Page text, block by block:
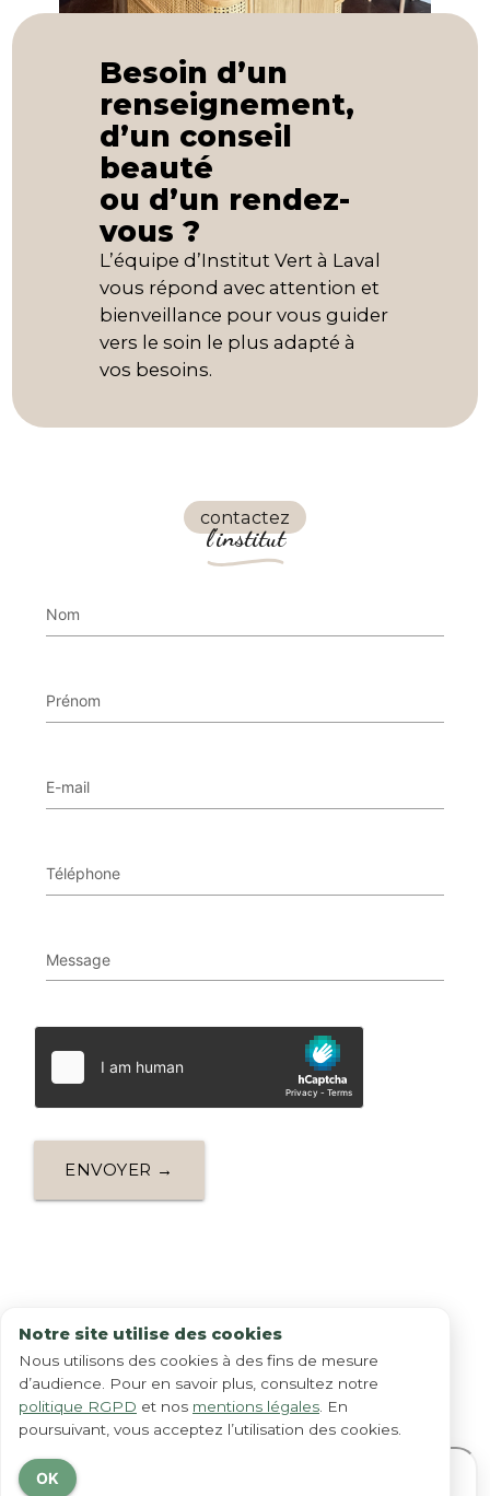
Besoin d’un
renseignement,
d’un conseil
beauté
ou d’un rendez-
vous ?
L’équipe d’Institut Vert à Laval
vous répond avec attention et
bienveillance pour vous guider
vers le soin le plus adapté à
vos besoins.
contactez
l'institut
Nom
Prénom
E-mail
Téléphone
Message
ENVOYER →
Notre site utilise des cookies
Nous utilisons des cookies à des fins de mesure
d’audience. Pour en savoir plus, consultez notre
politique RGPD et nos mentions légales . En
poursuivant, vous acceptez l’utilisation des cookies.
OK
Situer notre
institut